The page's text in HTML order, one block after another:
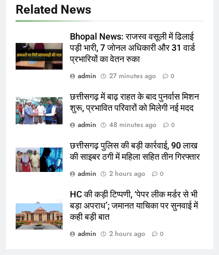
Related News
Bhopal News: राजस्व वसूली में ढिलाई
पड़ी भारी, 7 जोनल अधिकारी और 31 वार्ड
प्रभारियों का वेतन रुका
admin
27 minutes ago 0
छत्तीसगढ़ में बाढ़ राहत के बाद पुनर्वास मिशन
शुरू, प्रभावित परिवारों को मिलेगी नई मदद
admin
48 minutes ago 0
छत्तीसगढ़ पुलिस की बड़ी कार्रवाई, 90 लाख
की साइबर ठगी में महिला सहित तीन गिरफ्तार
admin
2 hours ago 0
HC की कड़ी टिप्पणी, ‘पेपर लीक मर्डर से भी
बड़ा अपराध’; जमानत याचिका पर सुनवाई में
कही बड़ी बात
admin
2 hours ago 0